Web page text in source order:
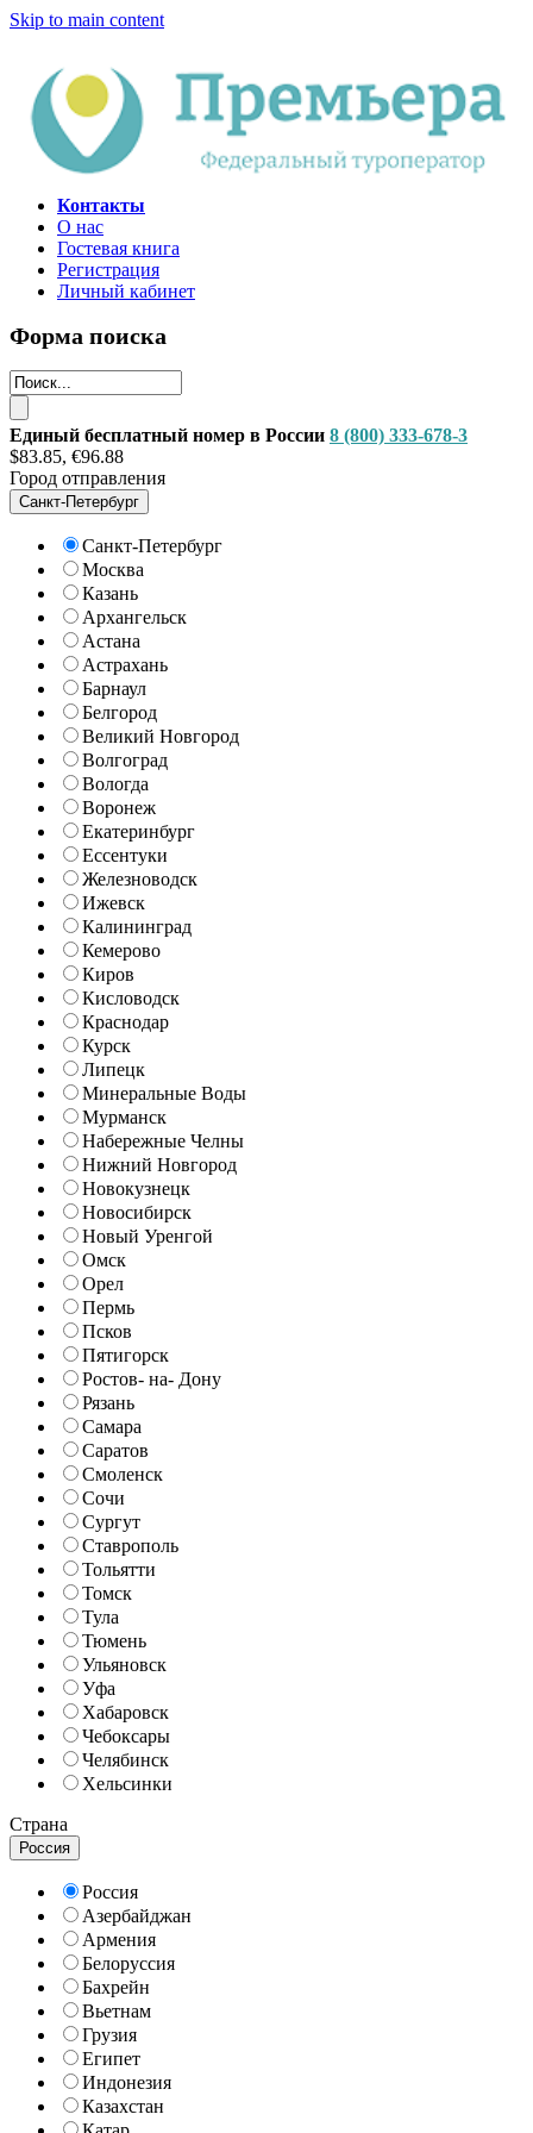
Skip to main content
Контакты
О нас
Гостевая книга
Регистрация
Личный кабинет
Форма поиска
Единый бесплатный номер в России 8 (800) 333-678-3
$83.85, €96.88
Город отправления
Санкт-Петербург
Санкт-Петербург
Москва
Казань
Архангельск
Астана
Астрахань
Барнаул
Белгород
Великий Новгород
Волгоград
Вологда
Воронеж
Екатеринбург
Ессентуки
Железноводск
Ижевск
Калининград
Кемерово
Киров
Кисловодск
Краснодар
Курск
Липецк
Минеральные Воды
Мурманск
Набережные Челны
Нижний Новгород
Новокузнецк
Новосибирск
Новый Уренгой
Омск
Орел
Пермь
Псков
Пятигорск
Ростов- на- Дону
Рязань
Самара
Саратов
Смоленск
Сочи
Сургут
Ставрополь
Тольятти
Томск
Тула
Тюмень
Ульяновск
Уфа
Хабаровск
Чебоксары
Челябинск
Хельсинки
Страна
Россия
Россия
Азербайджан
Армения
Белоруссия
Бахрейн
Вьетнам
Грузия
Египет
Индонезия
Казахстан